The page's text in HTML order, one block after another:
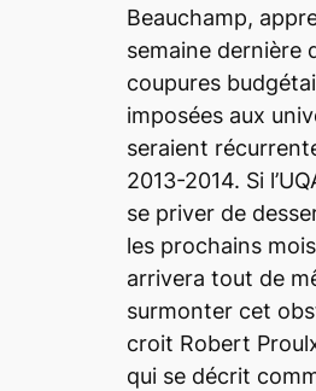
Beauchamp,
semaine dernière
coupures
imposées aux
seraient
2013-2014. Si
se priver de
les prochains
arrivera tout de
surmonter cet
croit Robert
qui se décrit